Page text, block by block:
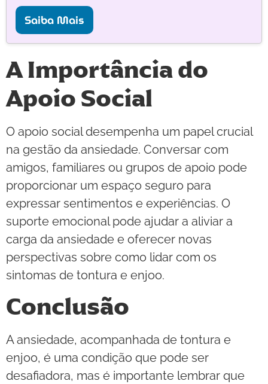
Saiba Mais
A Importância do
Apoio Social
O apoio social desempenha um papel crucial
na gestão da ansiedade. Conversar com
amigos, familiares ou grupos de apoio pode
proporcionar um espaço seguro para
expressar sentimentos e experiências. O
suporte emocional pode ajudar a aliviar a
carga da ansiedade e oferecer novas
perspectivas sobre como lidar com os
sintomas de tontura e enjoo.
Conclusão
A ansiedade, acompanhada de tontura e
enjoo, é uma condição que pode ser
desafiadora, mas é importante lembrar que